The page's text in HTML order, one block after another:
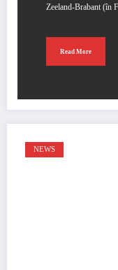
Zeeland-Brabant (în
Read More
NEWS